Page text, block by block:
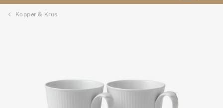
Kopper & Krus